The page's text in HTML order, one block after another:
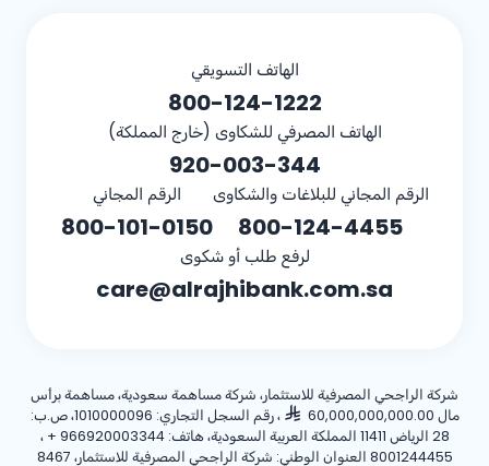
الهاتف التسويقي
800-124-1222
الهاتف المصرفي للشكاوى (خارج المملكة)
920-003-344
الرقم المجاني للبلاغات والشكاوى
800-124-4455
الرقم المجاني
800-101-0150
لرفع طلب أو شكوى
care@alrajhibank.com.sa
شركة الراجحي المصرفية للاستثمار، شركة مساهمة سعودية، مساهمة برأس
مال 60,000,000,000.00
، رقم السجل التجاري: 1010000096، ص.ب:
28 الرياض 11411 المملكة العربية السعودية، هاتف:
+ 966920003344 ،
8001244455 العنوان الوطني: شركة الراجحي المصرفية للاستثمار، 8467